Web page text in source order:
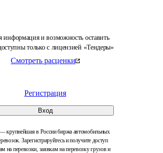
информация и возможность оставить
только с лицензией «Тендеры»
Смотреть расценки
Регистрация
Вход
крупнейшая в России биржа автомобильных
Зарегистрируйтесь и получите доступ
на перевозки, заявкам на перевозку грузов и